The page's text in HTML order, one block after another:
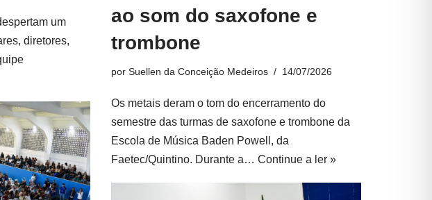
um
diretores,
ao som do saxofone e
trombone
por Suellen da Conceição Medeiros 14/07/2026
Os metais deram o tom do encerramento do
semestre das turmas de saxofone e trombone da
Escola de Música Baden Powell, da
Faetec/Quintino. Durante a… Continue a ler »